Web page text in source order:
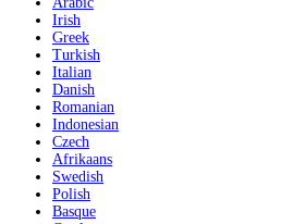
Irish
Greek
Turkish
Italian
Danish
Romanian
Indonesian
Czech
Afrikaans
Swedish
Polish
Basque